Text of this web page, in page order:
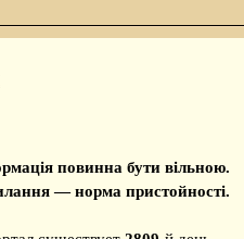
повинна бути вільною.
— норма пристойності.